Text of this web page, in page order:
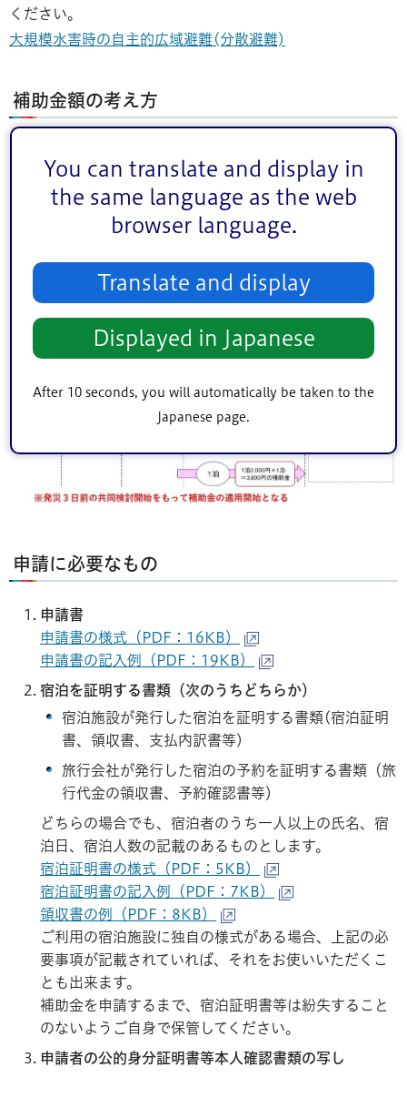
You can translate and display in
the same language as the web
browser language.
Translate and display
Displayed in Japanese
After 10 seconds, you will automatically be taken to the
Japanese page.
ください。
大規模水害時の自主的広域避難(分散避難)
補助金額の考え方
円）を上限とします。
申請に必要なもの
申請書
申請書の様式（PDF：16KB）
申請書の記入例（PDF：19KB）
宿泊を証明する書類（次のうちどちらか）
宿泊施設が発行した宿泊を証明する書類(宿泊証明
書、領収書、支払内訳書等)
旅行会社が発行した宿泊の予約を証明する書類（旅
行代金の領収書、予約確認書等）
どちらの場合でも、宿泊者のうち一人以上の氏名、宿
泊日、宿泊人数の記載のあるものとします。
宿泊証明書の様式（PDF：5KB）
宿泊証明書の記入例（PDF：7KB）
領収書の例（PDF：8KB）
ご利用の宿泊施設に独自の様式がある場合、上記の必
要事項が記載されていれば、それをお使いいただくこ
とも出来ます。
補助金を申請するまで、宿泊証明書等は紛失すること
のないようご自身で保管してください。
申請者の公的身分証明書等本人確認書類の写し